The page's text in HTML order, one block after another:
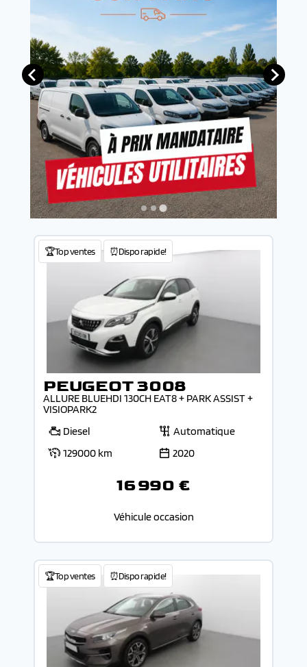
🏆Top ventes ⏰Dispo rapide!
PEUGEOT 3008
ALLURE BLUEHDI 130CH EAT8 + PARK ASSIST +
VISIOPARK2
Diesel
Automatique
129000 km
2020
16 990 €
Véhicule occasion
🏆Top ventes ⏰Dispo rapide!